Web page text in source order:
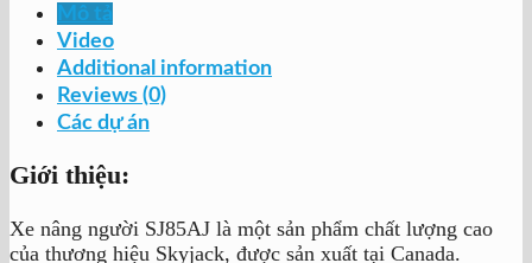
Mô tả
Video
Additional information
Reviews (0)
Các dự án
Giới thiệu:
Xe nâng người SJ85AJ là một sản phẩm chất lượng cao
của thương hiệu Skyjack, được sản xuất tại Canada.